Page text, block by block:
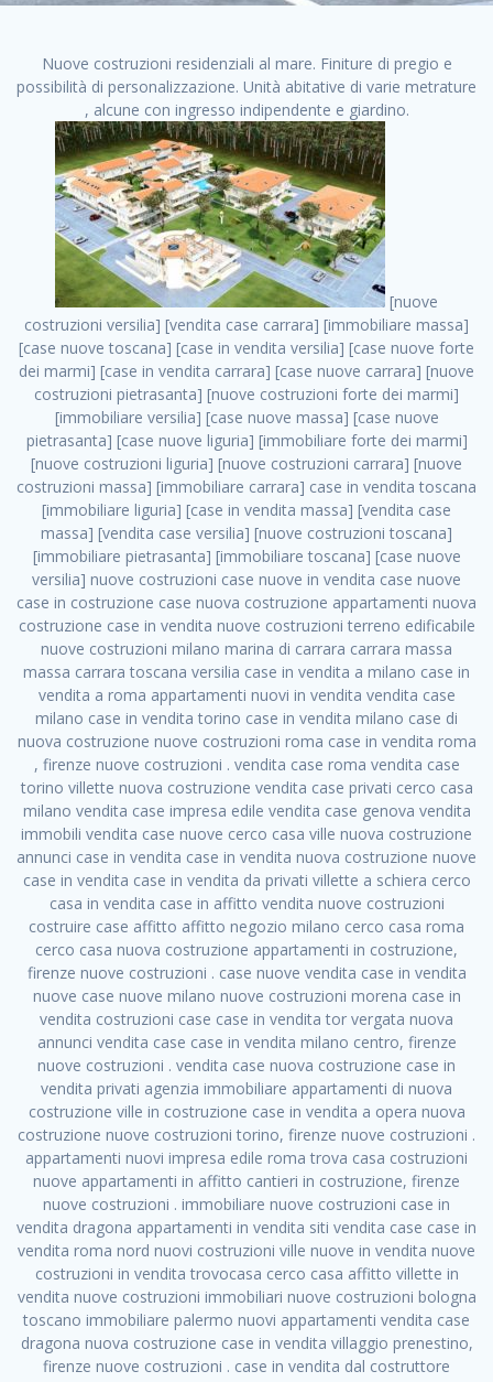
Nuove costruzioni residenziali al mare. Finiture di pregio e
possibilità di personalizzazione. Unità abitative di varie metrature
, alcune con ingresso indipendente e giardino.
[nuove costruzioni versilia] [vendita case carrara] [immobiliare massa] [case nuove toscana] [case in vendita versilia] [case nuove forte dei marmi] [case in vendita carrara] [case nuove carrara] [nuove costruzioni pietrasanta] [nuove costruzioni forte dei marmi] [immobiliare versilia] [case nuove massa] [case nuove pietrasanta] [case nuove liguria] [immobiliare forte dei marmi] [nuove costruzioni liguria] [nuove costruzioni carrara] [nuove costruzioni massa] [immobiliare carrara] case in vendita toscana [immobiliare liguria] [case in vendita massa] [vendita case massa] [vendita case versilia] [nuove costruzioni toscana] [immobiliare pietrasanta] [immobiliare toscana] [case nuove versilia] nuove costruzioni case nuove in vendita case nuove case in costruzione case nuova costruzione appartamenti nuova costruzione case in vendita nuove costruzioni terreno edificabile nuove costruzioni milano marina di carrara carrara massa massa carrara toscana versilia case in vendita a milano case in vendita a roma appartamenti nuovi in vendita vendita case milano case in vendita torino case in vendita milano case di nuova costruzione nuove costruzioni roma case in vendita roma , firenze nuove costruzioni . vendita case roma vendita case torino villette nuova costruzione vendita case privati cerco casa milano vendita case impresa edile vendita case genova vendita immobili vendita case nuove cerco casa ville nuova costruzione annunci case in vendita case in vendita nuova costruzione nuove case in vendita case in vendita da privati villette a schiera cerco casa in vendita case in affitto vendita nuove costruzioni costruire case affitto affitto negozio milano cerco casa roma cerco casa nuova costruzione appartamenti in costruzione, firenze nuove costruzioni . case nuove vendita case in vendita nuove case nuove milano nuove costruzioni morena case in vendita costruzioni case case in vendita tor vergata nuova annunci vendita case case in vendita milano centro, firenze nuove costruzioni . vendita case nuova costruzione case in vendita privati agenzia immobiliare appartamenti di nuova costruzione ville in costruzione case in vendita a opera nuova costruzione nuove costruzioni torino, firenze nuove costruzioni . appartamenti nuovi impresa edile roma trova casa costruzioni nuove appartamenti in affitto cantieri in costruzione, firenze nuove costruzioni . immobiliare nuove costruzioni case in vendita dragona appartamenti in vendita siti vendita case case in vendita roma nord nuovi costruzioni ville nuove in vendita nuove costruzioni in vendita trovocasa cerco casa affitto villette in vendita nuove costruzioni immobiliari nuove costruzioni bologna toscano immobiliare palermo nuovi appartamenti vendita case dragona nuova costruzione case in vendita villaggio prenestino, firenze nuove costruzioni . case in vendita dal costruttore imprese edili torino nuove costruzioni firenze immobiliare case nuove in costruzione toscano immobiliare milano, firenze nuove costruzioni . casanuova case in vendita acilia dragona case in vendita di nuova costruzione case in vendita da costruttore nuove costruzioni eur case e cantieri appartamenti in vendita nuova costruzione case in vendita a dragona roma case in vendita nuove case in costruzione porta portese immobiliare appartamenti cerco casa disperatamente case in vendita torresina cascine in vendita vendita immobili roma, firenze nuove costruzioni . milano nuove costruzioni morena case in vendita costruzioni edili nuove costruzioni catania visure catastali on line gratis nuove costruzioni monza case in costruzione milano, firenze nuove costruzioni . nuove costruzioni boccea vendita immobili milano attico immobiliare roma vendita imprese edili bergamo impresa edile bologna case in vendita a classe appartamento nuovo nuove costruzioni pietralata case costruzione case in vendita roma sud nuove costruzioni residenziali a milano appartamenti nuova costruzione milano case in vendita boccea case in vendita morena nuove costruzioni vendita immobili privati, firenze nuove costruzioni . comprare casa nuova costruzione case in vendita con leasing case in vendita ostia antica case nuova costruzione milano appartamenti nuovi milano case nuove roma nuove costruzioni bari edilizia convenzionata case in vendita a tortona villaggio prenestino case in vendita toscano immobiliare professione casa nuove costruzioni parma impresa costruzioni nuove case nuove costruzioni bergamo vendita immobili torino ville di nuova costruzione solo affitti appartamento nuovo in vendita appartamenti nuova costruzione roma case nuova costruzione roma, firenze nuove costruzioni . nuove costruzioni a milano case in costruzione roma impresa di costruzioni grimaldi immobiliare costruzioni villetta nuova costruzione case in vendita da imprese edili cerco casa a acquisto casa in costruzione nuove costruzioni mare costruzioni immobiliari cantieri nuove costruzioni acquisto casa nuova costruzione nuove costruzioni padova comprare casa in costruzione impresa edile napoli nuove costruzioni pescara casa risorse immobiliari, firenze nuove costruzioni . immobili in costruzione villette nuove villette nuove in vendita gabetti imprese edili verona nuove costruzioni milano sud nuovi immobili nuove costruzioni legnano, firenze nuove costruzioni . cantieri nuove costruzioni milano villa nuova case vendita nuove costruzioni appartamenti in vendita nuovi immobili nuovi costruttori case imprese edili brescia nuovi appartamenti milano case in vendita selva nera casa nuova retecasa case nuova costruzione in vendita monolocale imprese edili firenze imprese edili padova frimm vendita case dragona nuove costruzioni vendita imprese edili parma imprese di costruzioni milano immobiliare toscano frimm immobiliare roma case case dal costruttore acquisto terreno agricolo imprese edili italiane roma vende casa case nuove a milano nuove costruzioni a roma imprese costruzioni roma cerco casa nuova immobili di nuova costruzione case in vendita castelverde roma impresa edile palermo rent to buy roma nuove costruzioni, firenze nuove costruzioni . tempocasa case in vendita a riscatto nuove costruzioni varese nuove costruzioni bolzano vendita case in costruzione nuove costruzioni lecce cantiere milano costruire villa imprese edili treviso impresa edile catania case in vendita roma tiburtina vendita appartamenti nuova costruzione vendita immobili commerciali case nuove in vendita milano nuove costruzioni seregno cerca casa vendita cerco casa milano vendita nuove costruzioni milano ovest vendita case nuove milano imprese edili modena nuove costruzioni milano centro case in vendita aranova nuove abitazioni, firenze nuove costruzioni ., firenze nuove costruzioni . nuove costruzioni brescia nuove costruzioni como appartamenti nuovi in vendita a milano case in vendita bologna nuove costruzioni appartamenti in vendita milano nuova costruzione imprese edili como morena nuove costruzioni nuove costruzioni case vendita appartamenti nuovi nuove costruzioni salerno eurekasa villette in costruzione bilocali nuovi case nuove in vendita a roma case in vendita con permuta nuove costruzioni trento impresa edile varese imprese costruzioni milano imprese edili venezia case in vendita prenestina imprese edili spa nuove costruzioni gallarate roma nuove costruzioni case in nuova costruzione nuovi case nuove in vendita a milano nuove costruzioni loano nuovi cantieri milano imprese edili novara case in vendita roma est imprese di costruzioni roma appartamenti in costruzione milano nuovi cantieri cerco casa vendita milano nuove costruzioni brugherio vendita case da imprese edili imprese edili udine nuove costruzioni direttamente dal costruttore imprese edili vicenza case in vendita a loano nuova costruzione nuove villette prezzi case nuove case in vendita in costruzione compravendita terreno agricolo cantiere, firenze nuove costruzioni . case in vendita milano navigli costruzione nuova casa costruzioni nuove milano nuove costruzioni roma rent to buy nuove costruzioni taranto palazzo in costruzione vendita appartamenti nuova costruzione milano centro costruzioni milano case in vendita milano nuove costruzioni case in vendita milano sud impresa edile como case nuove a roma boccea case in vendita imprese edili trento nuove costruzioni buccinasco case in costruzione a milano nuove costruzioni ripamonti case in vendita a salerno nuove costruzioni nuove residenze milano case nuove vendita milano nuove costruzioni milano nord nuove costruzioni livorno vendita nuove costruzioni roma nuove costruzioni liguria costruzioni roma cerco casa roma vendita nuove costruzioni classe a impresa edile rimini nuovi annunci case in vendita nuove costruzioni magenta todini costruzioni case grezze in vendita vendita appartamenti nuovi milano case in vendita gallaratese milano nuove costruzioni arezzo, firenze nuove costruzioni . case in vendita castelverde case nuove dal costruttore nuovo appartamento nuove costruzioni desenzano imprese edili lombardia imprese edili veneto appartamenti in costruzione roma case vendita pescara nuove costruzioni case in vendita ad acilia imprese edili verona e provincia nuove costruzioni desio appartamenti classe a milano firenze nuove costruzioni pirelli re immobiliare grandi imprese di costruzioni case in vendita torresina roma case in vendita navigli milano nuove costruzioni roma centro nuovecostruzioni appartamenti nuovi a milano impresa edile ancona nuove residenze dragona case in vendita nuove costruzioni brindisi vendita nuove costruzioni milano case in vendita arredate nuove case milano case nuove mil